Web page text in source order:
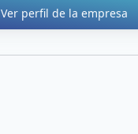
Ver perfil de la empresa